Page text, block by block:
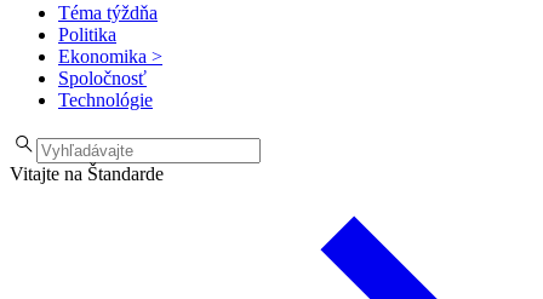
Téma týždňa
Politika
Ekonomika >
Spoločnosť
Technológie
Vitajte na Štandarde